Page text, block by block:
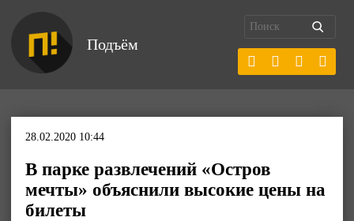
Подъём
28.02.2020 10:44
В парке развлечений «Остров
мечты» объяснили высокие цены на
билеты